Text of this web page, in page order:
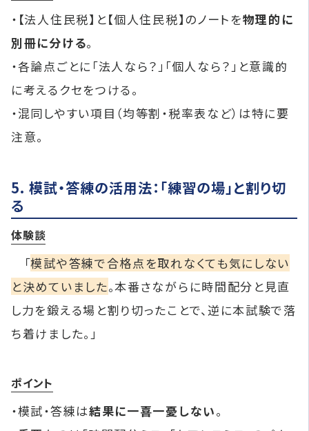
・【法人住民税】と【個人住民税】のノートを物理的に
別冊に分ける。
・各論点ごとに「法人なら？」「個人なら？」と意識的
に考えるクセをつける。
・混同しやすい項目（均等割・税率表など）は特に要
注意。
5. 模試・答練の活用法：「練習の場」と割り切
る
体験談
「模試や答練で合格点を取れなくても気にしない
と決めていました。本番さながらに時間配分と見直
し力を鍛える場と割り切ったことで、逆に本試験で落
ち着けました。」
ポイント
・模試・答練は結果に一喜一憂しない。